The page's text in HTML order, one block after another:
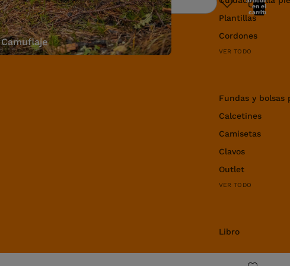
Camuflaje
Plantillas
Cordones
VER TODO
Fundas y bolsas
Calcetines
Camisetas
Clavos
Outlet
VER TODO
Libro
Buscar
en el
carrito: